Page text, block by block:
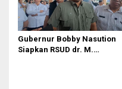
Gubernur Bobby Nasution
Siapkan RSUD dr. M.